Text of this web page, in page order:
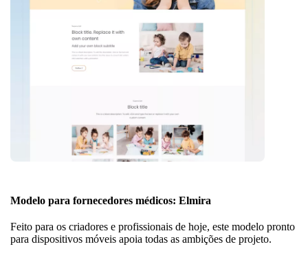
Modelo para fornecedores médicos: Elmira
Feito para os criadores e profissionais de hoje, este modelo pronto
para dispositivos móveis apoia todas as ambições de projeto.